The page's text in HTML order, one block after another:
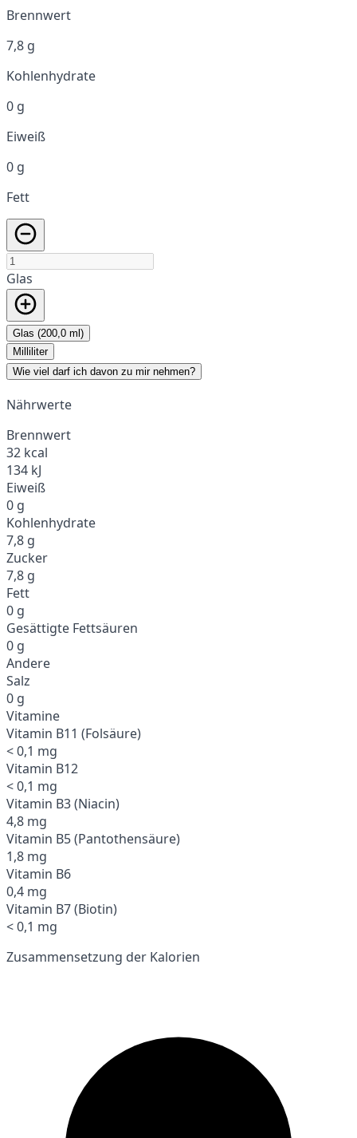
Brennwert
7,8 g
Kohlenhydrate
0 g
Eiweiß
0 g
Fett
Glas
Glas (200,0 ml)
Milliliter
Wie viel darf ich davon zu mir nehmen?
Nährwerte
Brennwert
32 kcal
134 kJ
Eiweiß
0 g
Kohlenhydrate
7,8 g
Zucker
7,8 g
Fett
0 g
Gesättigte Fettsäuren
0 g
Andere
Salz
0 g
Vitamine
Vitamin B11 (Folsäure)
< 0,1 mg
Vitamin B12
< 0,1 mg
Vitamin B3 (Niacin)
4,8 mg
Vitamin B5 (Pantothensäure)
1,8 mg
Vitamin B6
0,4 mg
Vitamin B7 (Biotin)
< 0,1 mg
Zusammensetzung der Kalorien